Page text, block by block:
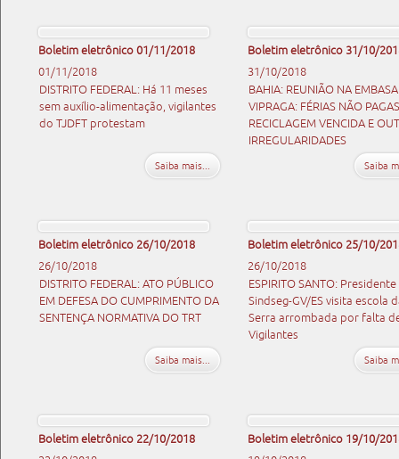
Boletim eletrônico 01/11/2018
01/11/2018
DISTRITO FEDERAL: Há 11 meses
sem auxílio-alimentação, vigilantes
do TJDFT protestam
Saiba mais...
Boletim eletrônico 31/10/
31/10/2018
BAHIA: REUNIÃO NA
VIPRAGA: FÉRIAS NÃO
RECICLAGEM VENCIDA E
IRREGULARIDADES
Saiba
Boletim eletrônico 26/10/2018
26/10/2018
DISTRITO FEDERAL: ATO PÚBLICO
EM DEFESA DO CUMPRIMENTO DA
SENTENÇA NORMATIVA DO TRT
Saiba mais...
Boletim eletrônico 25/10/
26/10/2018
ESPIRITO SANTO:
Sindseg-GV/ES visita escola
Serra arrombada por falta
Vigilantes
Saiba
Boletim eletrônico 22/10/2018
Boletim eletrônico 19/10/